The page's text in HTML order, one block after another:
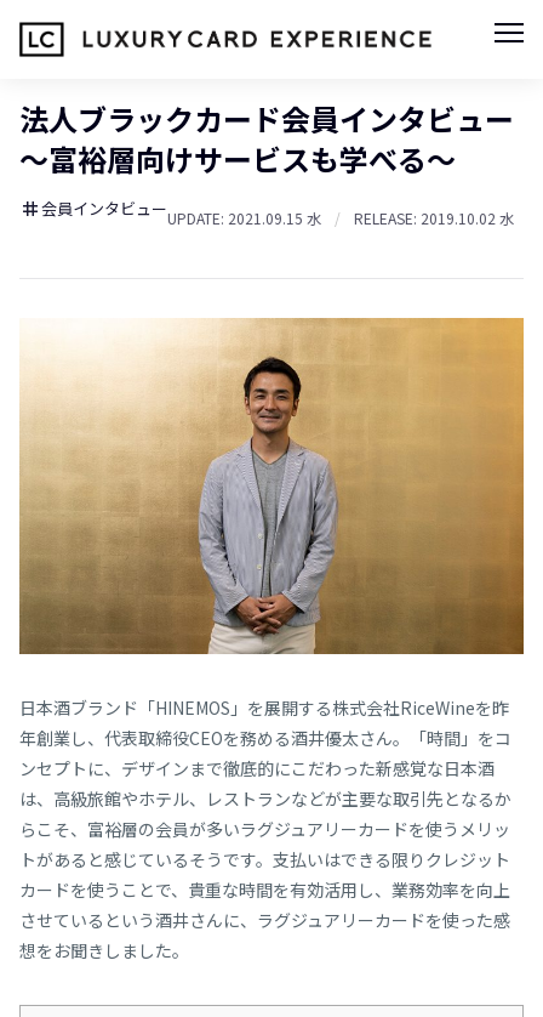
法人ブラックカード会員インタビュー
〜富裕層向けサービスも学べる〜
tag会員インタビューUPDATE: 2021.09.15 水 / RELEASE: 2019.10.02 水
日本酒ブランド「HINEMOS」を展開する株式会社RiceWineを昨
年創業し、代表取締役CEOを務める酒井優太さん。「時間」をコ
ンセプトに、デザインまで徹底的にこだわった新感覚な日本酒
は、高級旅館やホテル、レストランなどが主要な取引先となるか
らこそ、富裕層の会員が多いラグジュアリーカードを使うメリッ
トがあると感じているそうです。支払いはできる限りクレジット
カードを使うことで、貴重な時間を有効活用し、業務効率を向上
させているという酒井さんに、ラグジュアリーカードを使った感
想をお聞きしました。